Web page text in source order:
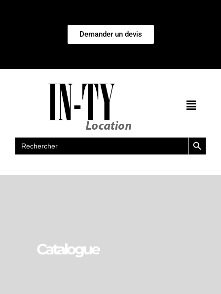
Demander un devis
Search
for:
Search Button
Catalogue